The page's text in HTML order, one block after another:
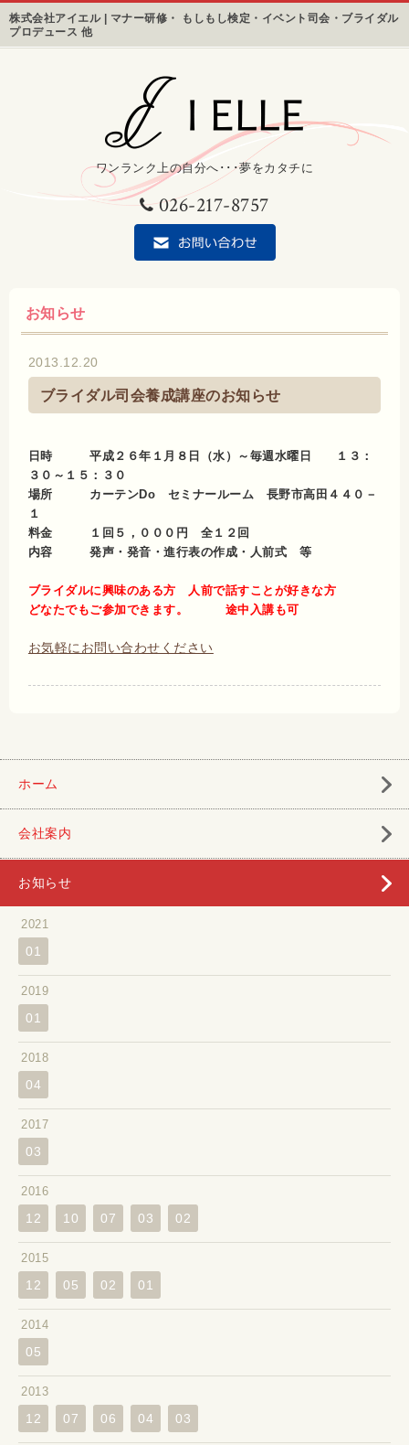
株式会社アイエル | マナー研修・ もしもし検定・イベント司会・ブライダル
プロデュース 他
ワンランク上の自分へ･･･夢をカタチに
026-217-8757
お知らせ
2013.12.20
ブライダル司会養成講座のお知らせ
日時 平成２６年１月８日（水）～毎週水曜日 １３：
３０～１５：３０
場所 カーテンDo セミナールーム 長野市高田４４０－
１
料金 １回５，０００円 全１２回
内容 発声・発音・進行表の作成・人前式 等
ブライダルに興味のある方 人前で話すことが好きな方
どなたでもご参加できます。 途中入講も可
お気軽にお問い合わせください
ホーム
会社案内
お知らせ
2021
01
2019
01
2018
04
2017
03
2016
12 10 07 03 02
2015
12 05 02 01
2014
05
2013
12 07 06 04 03